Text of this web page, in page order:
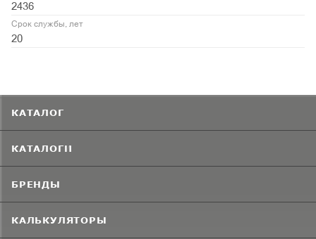
2436
Срок службы, лет
20
КАТАЛОГ
КАТАЛОГИ
БРЕНДЫ
КАЛЬКУЛЯТОРЫ